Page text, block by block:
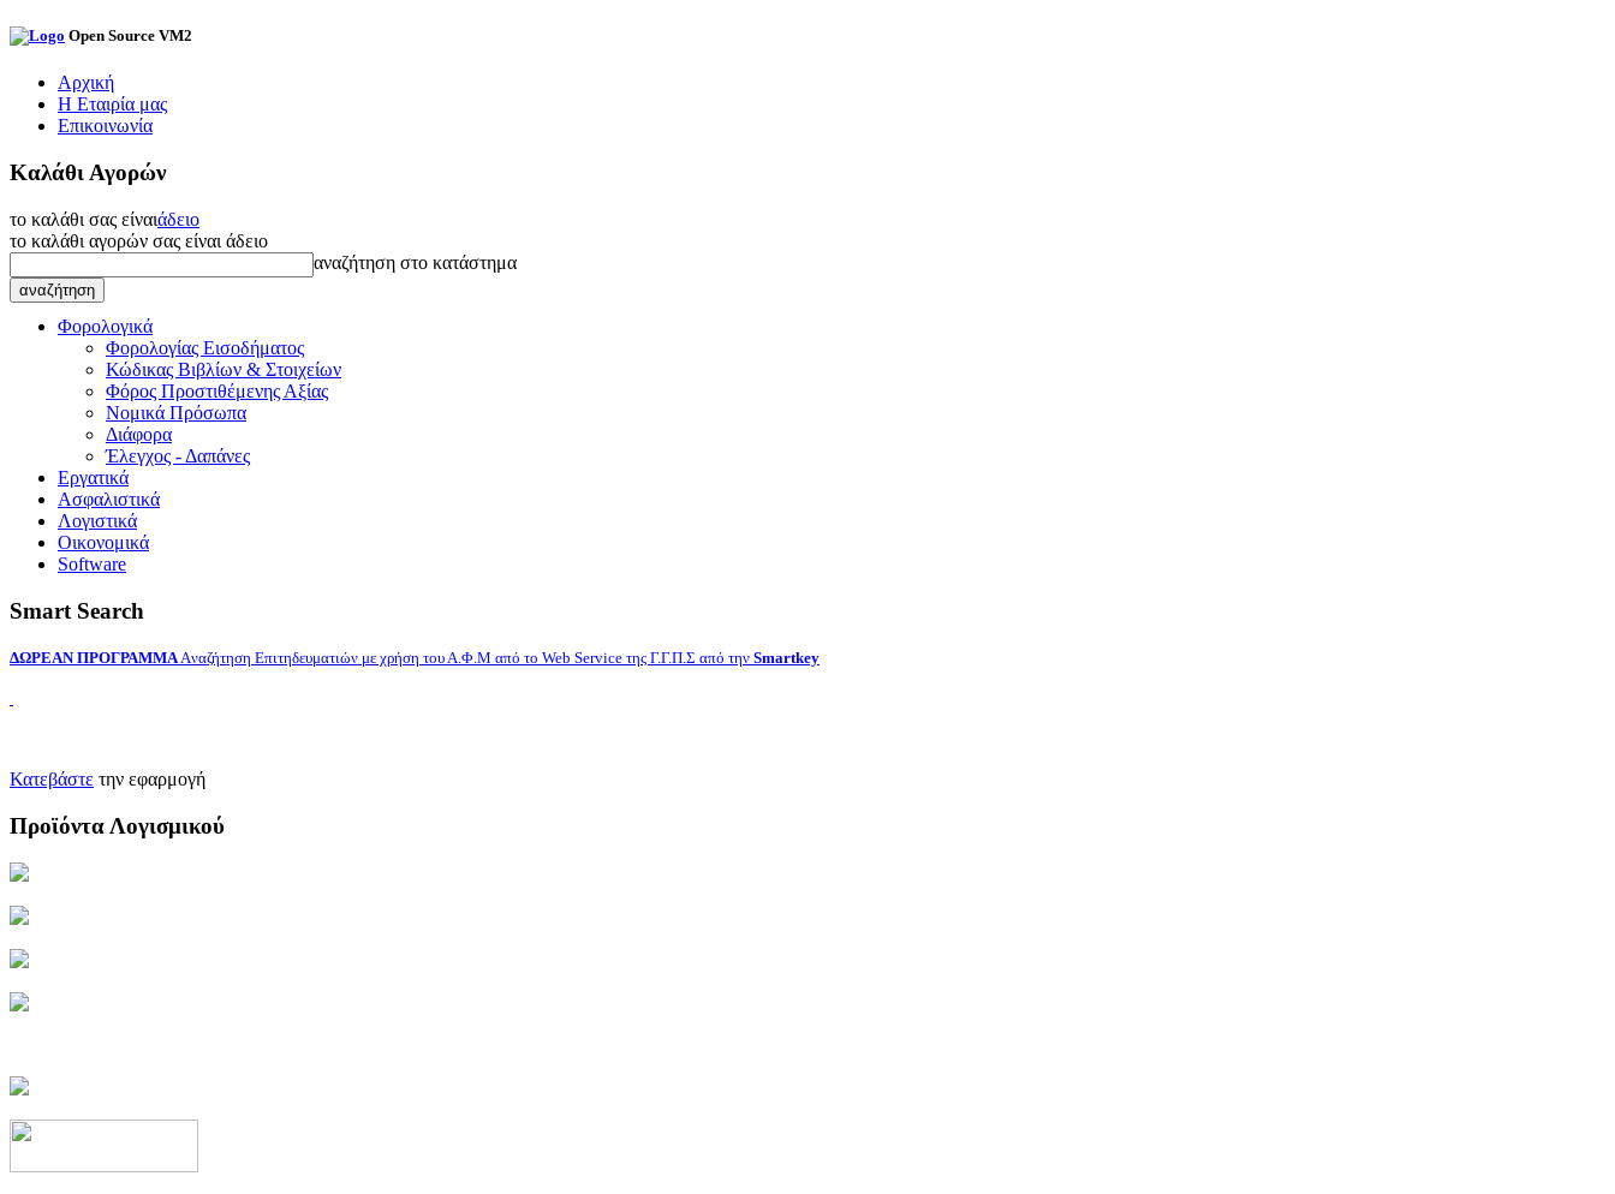
Open Source VM2
Αρχική
Η Εταιρία μας
Επικοινωνία
Καλάθι Αγορών
το καλάθι σας είναιάδειο
το καλάθι αγορών σας είναι άδειο
αναζήτηση στο κατάστημα
Φορολογικά
Φορολογίας Εισοδήματος
Κώδικας Βιβλίων & Στοιχείων
Φόρος Προστιθέμενης Αξίας
Νομικά Πρόσωπα
Διάφορα
Έλεγχος - Δαπάνες
Εργατικά
Ασφαλιστικά
Λογιστικά
Οικονομικά
Software
Smart Search
ΔΩΡΕΑΝ ΠΡΟΓΡΑΜΜΑAναζήτηση Επιτηδευματιών με χρήση του Α.Φ.Μ από το Web Service της Γ.Γ.Π.Σ από την Smartkey
Κατεβάστε την εφαρμογή
Προϊόντα Λογισμικού